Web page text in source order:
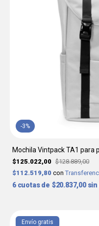
-3%
Mochila Vintpack TA1 para
$125.022,00 $128.889,00
$112.519,80 con
6 $20.837,00
Envío gratis